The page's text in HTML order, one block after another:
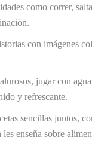
como correr,
con imágenes
jugar con
y refrescante.
sencillas juntos,
enseña sobre